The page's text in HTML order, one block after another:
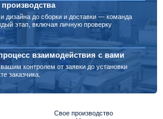
дизайна до сборки и доставки — команда
этап, включая личную проверку
взаимодействия с вами
контролем от заявки до установки
заказчика.
Свое производство